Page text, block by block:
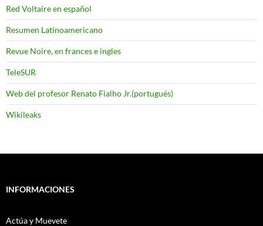
Red Voltaire en español
Resumen Latinoamericano
Revue Noire, en frances e ingles
TeleSUR
Web del profesor Renato Fialho Jr.(portugués)
Wikileaks
INFORMACIONES
Actúa y Muevete